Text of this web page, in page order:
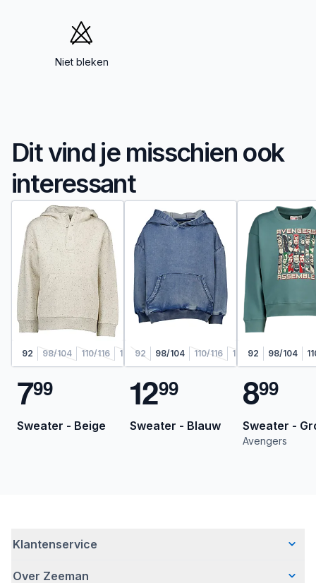
Niet bleken
Dit vind je misschien ook
interessant
92 98/104 110/116 122/128
799
Sweater - Beige
92 98/104 110/116 122/128
1299
Sweater - Blauw
92 98/104
899
Sweater -
Avengers
Klantenservice
Veelgestelde vragen
Over Zeeman